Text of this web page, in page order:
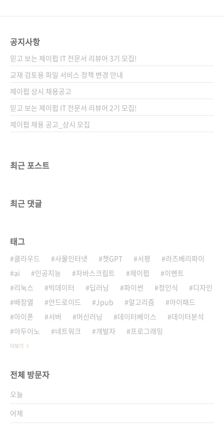
SRE 강지훈 님 한편으로는 최근 ‘소프트웨어 엔
에 올라왔습니다. 바이브 코딩 같은 걸로 누구나
코딩은 할 수 있게 되었지만, SRE처럼 서비스를
안정적으로 운영하기 위한 전문 엔지니어링 역
량은 (아직?) AI가 대체할 수 없어 수요가 늘 것
이라는 주장이었죠(“SRE는 가장 많이 채..
공지사항
믿고 보는 제이펍 IT 전문서 리뷰어 3기 모집!
교재 검토용 파일 서비스 정책 변경 안내
제이펍 상시 채용공고
믿고 보는 제이펍 IT 전문서 리뷰어 2기 모집!
제이펍 채용 공고_상시 모집
최근 포스트
최근 댓글
태그
클라우드 사물인터넷 챗GPT 서평
라즈베리파이
ai
인공지능 자바스크립트 제이펍
이벤트
리눅스
빅데이터 딥러닝 파이썬 정인식
디자인
배장열
안드로이드 Jpub 알고리즘
아이패드
아이폰
서버 머신러닝 데이터베이스
데이터분석
아두이노
네트워크 개발자 프로그래밍
더보기
전체 방문자
오늘
어제